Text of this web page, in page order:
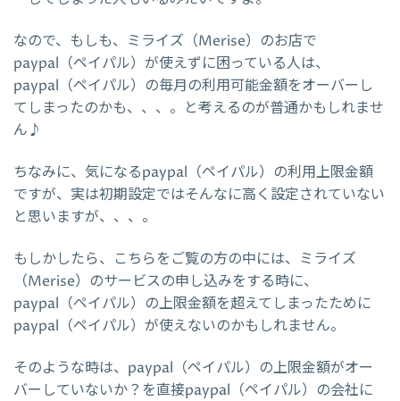
なので、もしも、ミライズ（Merise）のお店で
paypal（ペイパル）が使えずに困っている人は、
paypal（ペイパル）の毎月の利用可能金額をオーバーし
てしまったのかも、、、。と考えるのが普通かもしれませ
ん♪
ちなみに、気になるpaypal（ペイパル）の利用上限金額
ですが、実は初期設定ではそんなに高く設定されていない
と思いますが、、、。
もしかしたら、こちらをご覧の方の中には、ミライズ
（Merise）のサービスの申し込みをする時に、
paypal（ペイパル）の上限金額を超えてしまったために
paypal（ペイパル）が使えないのかもしれません。
そのような時は、paypal（ペイパル）の上限金額がオー
バーしていないか？を直接paypal（ペイパル）の会社に